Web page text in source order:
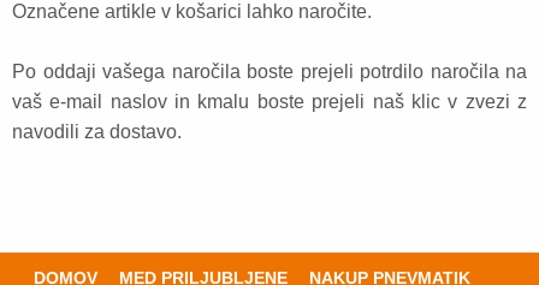
Označene artikle v košarici lahko naročite.
Po oddaji vašega naročila boste prejeli potrdilo naročila na
vaš e-mail naslov in kmalu boste prejeli naš klic v zvezi z
navodili za dostavo.
DOMOV MED PRILJUBLJENE NAKUP PNEVMATIK